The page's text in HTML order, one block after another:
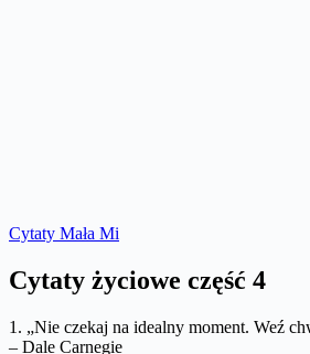
Cytaty Mała Mi
Cytaty życiowe część 4
1. „Nie czekaj na idealny moment. Weź
– Dale Carnegie